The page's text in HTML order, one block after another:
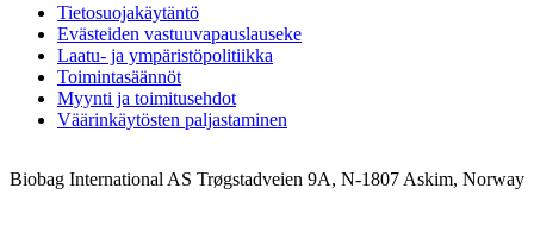
Tietosuojakäytäntö
Evästeiden vastuuvapauslauseke
Laatu- ja ympäristöpolitiikka
Toimintasäännöt
Myynti ja toimitusehdot
Väärinkäytösten paljastaminen
Biobag International AS Trøgstadveien 9A, N-1807 Askim, Norway